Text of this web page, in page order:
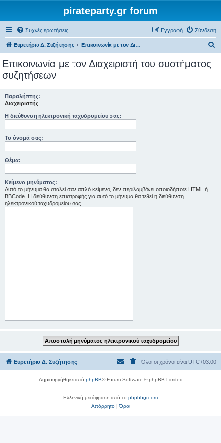
pirateparty.gr forum
Συχνές ερωτήσεις Σύνδεση
Εγγραφή
Ευρετήριο Δ. Συζήτησης Επικοινωνία με τον Διαχειριστή του συστήματος συζητήσεων
Επικοινωνία με τον Διαχειριστή του συστήματος
συζητήσεων
Παραλήπτης:
Διαχειριστής
Η διεύθυνση ηλεκτρονική ταχυδρομείου σας:
Το όνομά σας:
Θέμα:
Κείμενο μηνύματος:
Αυτό το μήνυμα θα σταλεί σαν απλό κείμενο, δεν περιλαμβάνει οποιοδήποτε HTML ή
BBCode. Η διεύθυνση επιστροφής για αυτό το μήνυμα θα τεθεί η διεύθυνση
ηλεκτρονικού ταχυδρομείου σας.
Ευρετήριο Δ. Συζήτησης Όλοι οι χρόνοι είναι UTC+03:00
Δημιουργήθηκε από phpBB® Forum Software © phpBB Limited
Ελληνική μετάφραση από το phpbbgr.com
Απόρρητο|Όροι